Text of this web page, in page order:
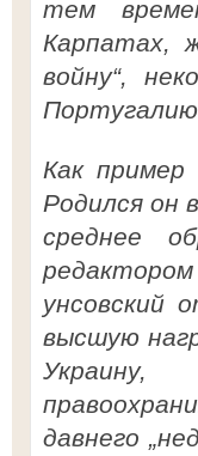
тем
Карпатах,
войну“,
Как пример
Родился он
среднее
унсовский
высшую
Украину,
давнего